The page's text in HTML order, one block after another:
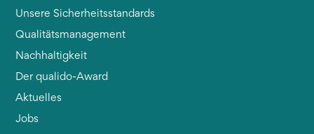
Unsere Sicherheitsstandards
Qualitätsmanagement
Nachhaltigkeit
Der qualido-Award
Aktuelles
Jobs